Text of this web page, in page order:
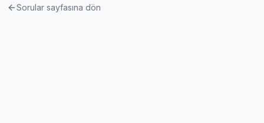
Sorular sayfasına dön